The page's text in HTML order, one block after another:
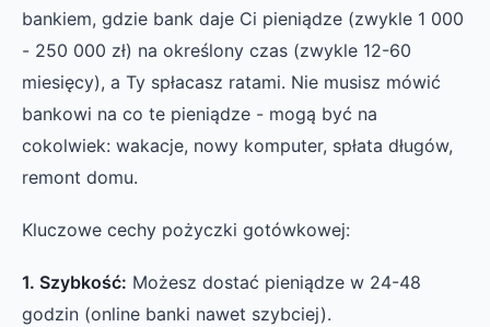
bankiem, gdzie bank daje Ci pieniądze (zwykle 1 000
- 250 000 zł) na określony czas (zwykle 12-60
miesięcy), a Ty spłacasz ratami. Nie musisz mówić
bankowi na co te pieniądze - mogą być na
cokolwiek: wakacje, nowy komputer, spłata długów,
remont domu.
Kluczowe cechy pożyczki gotówkowej:
1. Szybkość: Możesz dostać pieniądze w 24-48
godzin (online banki nawet szybciej).